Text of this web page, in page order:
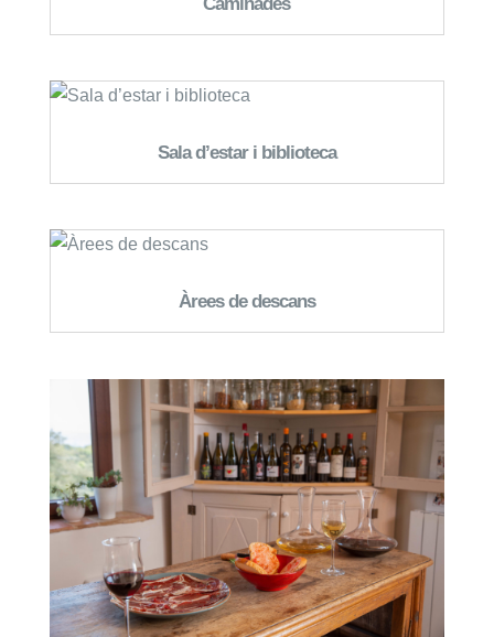
Sala d’estar i biblioteca
Àrees de descans